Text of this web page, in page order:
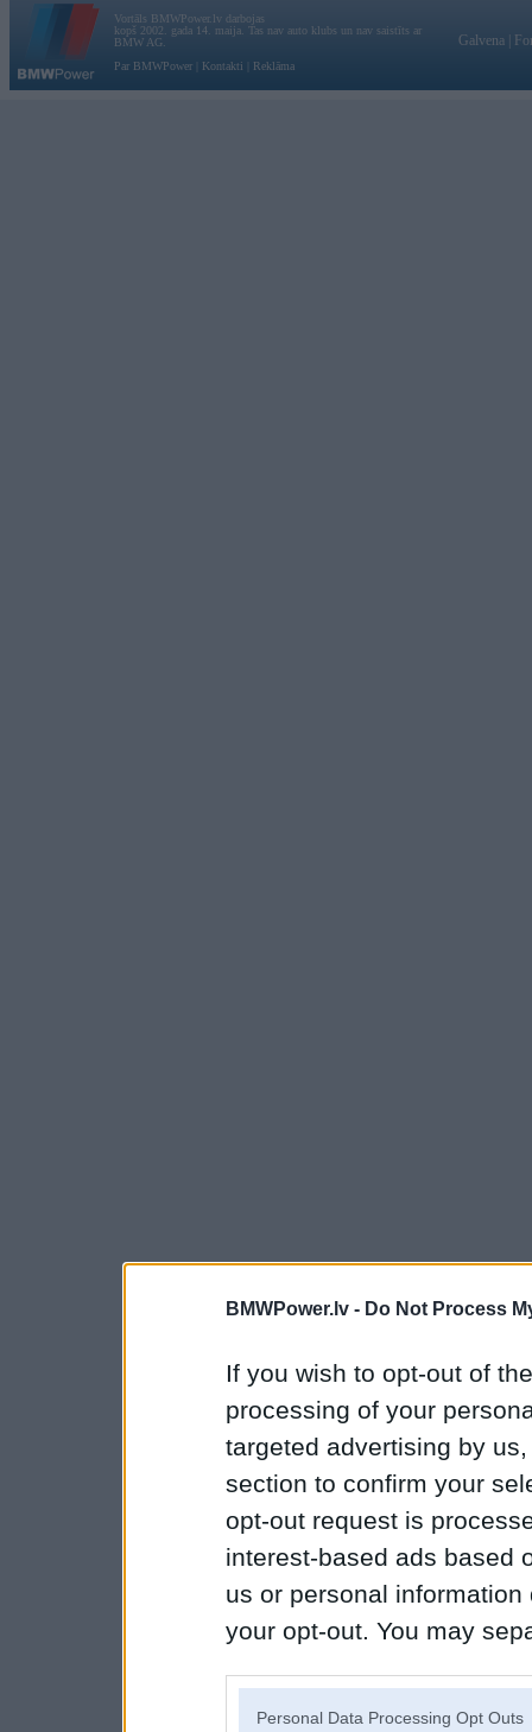
BMWPower.lv - Do Not Process
If you wish to opt-out of
processing of your
targeted advertising by
section to confirm your
opt-out request is
interest-based ads based
us or personal
your opt-out. You may
Personal Data Processing Opt Outs
Vortāls BMWPower.lv darbojas
kopš 2002. gada 14. maija. Tas nav auto klubs un nav saistīts ar
BMW AG.
Par BMWPower
Kontakti Reklāma
Galvena